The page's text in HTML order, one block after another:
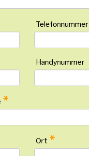
Telefonnummer
Handynummer
*
Ort *